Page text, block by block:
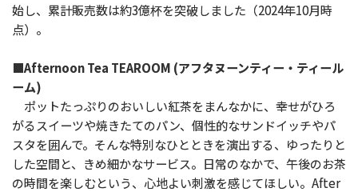
始し、累計販売数は約3億杯を突破しました（2024年10月時
点）。
■Afternoon Tea TEAROOM (アフタヌーンティー・ティール
ーム)
ポットたっぷりのおいしい紅茶をまんなかに、幸せがひろ
がるスイーツや焼きたてのパン、個性的なサンドイッチやパ
スタを囲んで。そんな特別なひとときを演出する、ゆったりと
した空間と、きめ細かなサービス。日常のなかで、午後のお茶
の時間を楽しむという、心地よい刺激を感じてほしい。After